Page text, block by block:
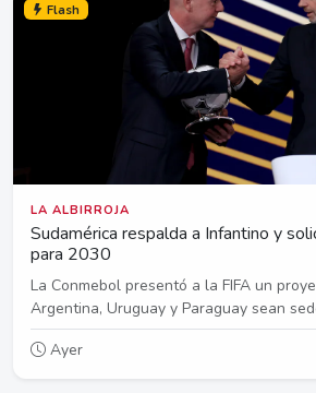
Flash
LA ALBIRROJA
Sudamérica respalda a Infantino y
para 2030
La Conmebol presentó a la FIFA un
Argentina, Uruguay y Paraguay sean
Ayer